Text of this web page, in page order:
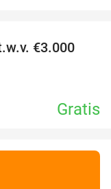
€3.000
Gratis